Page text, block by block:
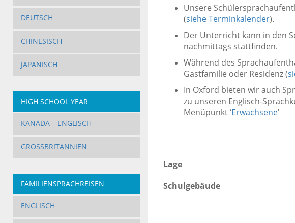
DEUTSCH
CHINESISCH
JAPANISCH
HIGH SCHOOL YEAR
KANADA – ENGLISCH
GROSSBRITANNIEN
FAMILIENSPRACHREISEN
ENGLISCH
Unsere
(siehe Terminkalender).
Der Unterricht kann in den
nachmittags stattfinden.
Während des
Gastfamilie oder Residenz(
In Oxford bieten wir auch
zu unseren Englisch-
Menüpunkt ‘Erwachsene’
Lage
Schulgebäude